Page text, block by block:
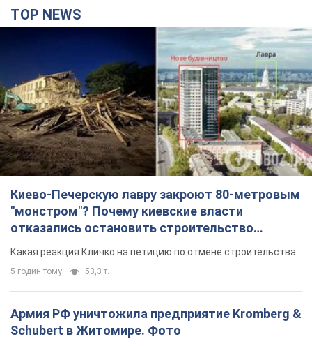
TOP NEWS
Киево-Печерскую лавру закроют 80-метровым
"монстром"? Почему киевские власти
отказались остановить строительство
небоскреба "московского верующего"
Какая реакция Кличко на петицию по отмене строительства
5 годин тому 53,3 т.
Армия РФ уничтожила предприятие Kromberg &
Schubert в Житомире. Фото